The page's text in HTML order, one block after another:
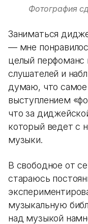
Фотография
Заниматься
— мне
целый
слушателей и
думаю, что
выступлением
что за
который ведет с
музыки.
В свободное от
стараюсь
музыкальную
над музыкой